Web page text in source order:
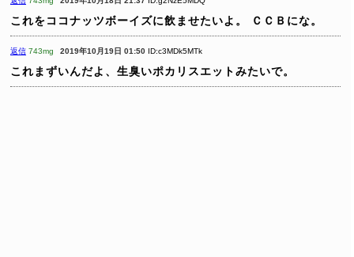
これをココナッツボーイズに飲ませたいよ。 ＣＣＢにな。
返信 743mg 2019年10月19日 01:50 ID:c3MDk5MTk
これまずいんだよ、生臭いポカリスエットみたいで。